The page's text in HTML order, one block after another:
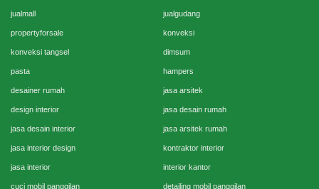
jualmall jualgudang
propertyforsale konveksi
konveksi tangsel dimsum
pasta hampers
desainer rumah jasa arsitek
design interior jasa desain rumah
jasa desain interior jasa arsitek rumah
jasa interior design kontraktor interior
jasa interior interior kantor
cuci mobil panggilan detailing mobil panggilan